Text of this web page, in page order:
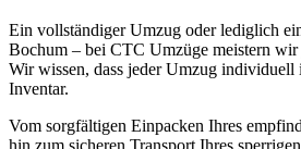
Ein vollständiger Umzug oder lediglich
Bochum – bei CTC Umzüge meistern wir
Wir wissen, dass jeder Umzug individuell
Inventar.
Vom sorgfältigen Einpacken Ihres
hin zum sicheren Transport Ihres